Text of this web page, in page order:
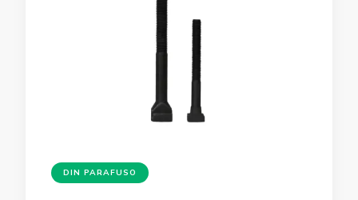
DIN PARAFUSO